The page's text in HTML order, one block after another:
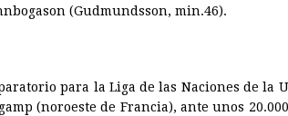
(Gudmundsson, min.46).
para la Liga de las Naciones de la
(noroeste de Francia), ante unos